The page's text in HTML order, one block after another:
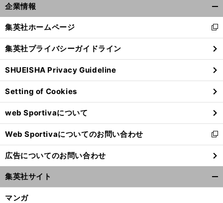
企業情報
閉
る
集英社ホームページ
新
し
い
ウ
ィ
ン
ド
ウ
で
開
く
集英社プライバシーガイドライン
SHUEISHA Privacy Guideline
Setting of Cookies
web Sportivaについて
Web Sportivaについてのお問い合わせ
新
し
い
ウ
ィ
ン
広告についてのお問い合わせ
集英社サイト
マンガ